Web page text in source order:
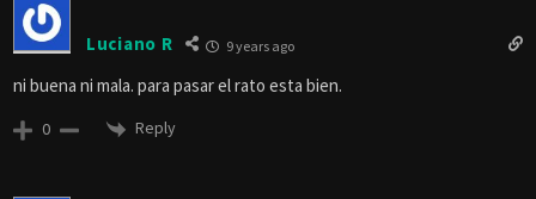
Luciano R 9 years ago
ni buena ni mala. para pasar el rato esta bien.
0 Reply